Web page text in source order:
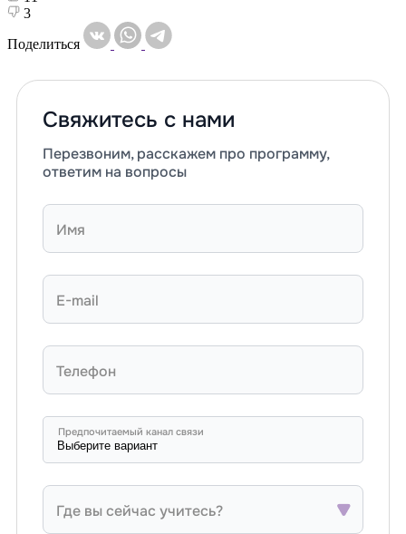
3
Поделиться
Свяжитесь с нами
Перезвоним, расскажем про программу,
ответим на вопросы
Имя
E-mail
Телефон
Предпочитаемый канал связи
Где вы сейчас учитесь?